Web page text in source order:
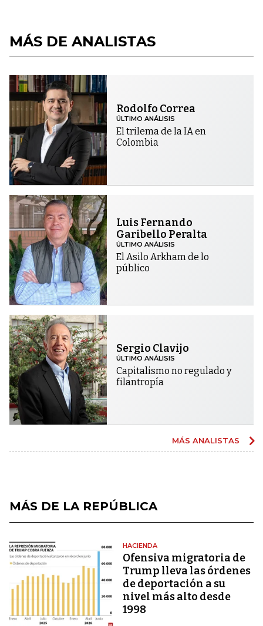
MÁS DE ANALISTAS
Rodolfo Correa
ÚLTIMO ANÁLISIS
El trilema de la IA en
Colombia
Luis Fernando
Garibello Peralta
ÚLTIMO ANÁLISIS
El Asilo Arkham de lo
público
Sergio Clavijo
ÚLTIMO ANÁLISIS
Capitalismo no regulado y
filantropía
MÁS ANALISTAS
MÁS DE LA REPÚBLICA
HACIENDA
Ofensiva migratoria de
Trump lleva las órdenes
de deportación a su
nivel más alto desde
1998